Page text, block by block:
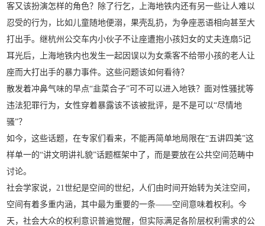
客又该扮演怎样的角色？除了行乞，上海地铁内还有另一些让人难以
忍受的行为，比如儿童随地便溺，果壳乱扔，为争座恶语相向甚至大
打出手。继杭州公交车内小伙子不让座遭抱小孩妇女的丈夫连扇5记
耳光后，上海地铁内也发生一起因误以为女乘客不给带小孩的老人让
座而大打出手的暴力事件。这些问题该如何看待？
散发着冲鼻气味的早点“韭菜合子”可不可以进入地铁？面对性骚扰等
违法犯罪行为，女性穿着暴露该不该被批评，是不是可以“尽情地
骚”？
如今，这些话题，在专家们看来，不能再简单地局限在“五讲四美”这
样单一的“讲文明讲礼貌”话题框架中了，而是要放在公共空间范畴中
讨论。
社会学家说，21世纪是空间的世纪，人们由时间开始转为关注空间，
空间有着多重内涵，其中最为重要的一条——空间意味着权利。今
天，社会大众的权利意识普遍觉醒，但实际满足各阶层权利需求的公